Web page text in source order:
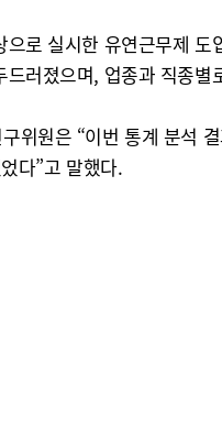
로 실시한 유연근무제
러졌으며, 업종과 직종
위원은 “이번 통계 분석
다”고 말했다.